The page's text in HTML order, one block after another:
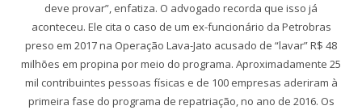
deve provar”, enfatiza. O advogado recorda que isso já
aconteceu. Ele cita o caso de um ex-funcionário da Petrobras
preso em 2017 na Operação Lava-Jato acusado de “lavar” R$ 48
milhões em propina por meio do programa. Aproximadamente 25
mil contribuintes pessoas físicas e de 100 empresas aderiram à
primeira fase do programa de repatriação, no ano de 2016. Os